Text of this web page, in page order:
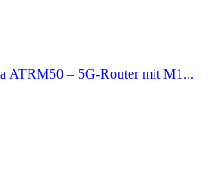
ATRM50 – 5G-Router mit M1...